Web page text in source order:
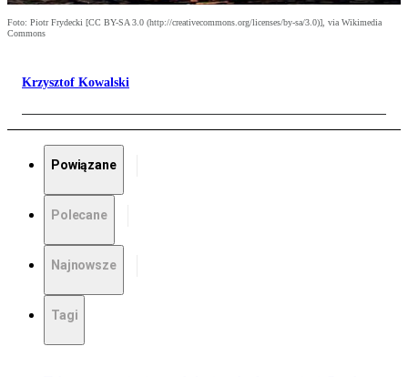
Foto: Piotr Frydecki [CC BY-SA 3.0 (http://creativecommons.org/licenses/by-sa/3.0)], via Wikimedia
Commons
Krzysztof Kowalski
Powiązane
Polecane
Najnowsze
Tagi